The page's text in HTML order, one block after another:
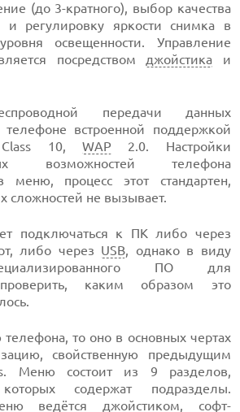
(до 3-кратного), выбор качества
регулировку яркости снимка в
освещенности. Управление
посредством джойстика и
передачи данных
телефоне встроенной поддержкой
Class 10, WAP 2.0. Настройки
возможностей телефона
меню, процесс этот стандартен,
сложностей не вызывает.
подключаться к ПК либо через
либо через USB, однако в виду
ПО для
проверить, каким образом это
телефона, то оно в основных чертах
свойственную предыдущим
Меню состоит из 9 разделов,
содержат подразделы.
ведётся джойстиком, софт-